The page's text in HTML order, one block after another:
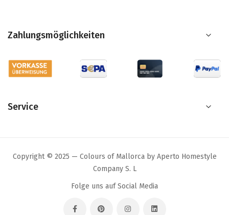
Zahlungsmöglichkeiten
Service
Copyright © 2025 — Colours of Mallorca by Aperto Homestyle
Company S. L
Folge uns auf Social Media